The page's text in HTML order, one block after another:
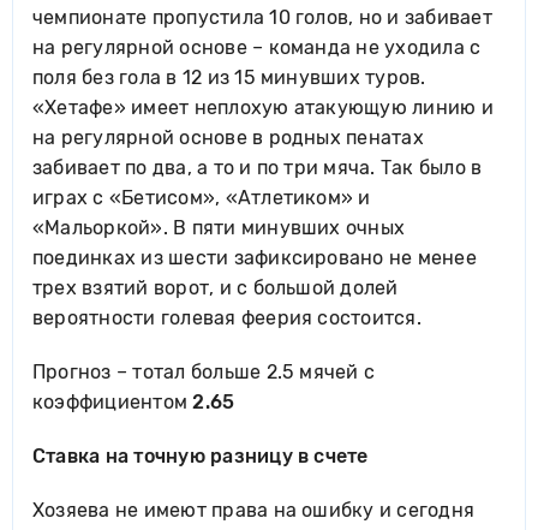
чемпионате пропустила 10 голов, но и забивает
на регулярной основе – команда не уходила с
поля без гола в 12 из 15 минувших туров.
«Хетафе» имеет неплохую атакующую линию и
на регулярной основе в родных пенатах
забивает по два, а то и по три мяча. Так было в
играх с «Бетисом», «Атлетиком» и
«Мальоркой». В пяти минувших очных
поединках из шести зафиксировано не менее
трех взятий ворот, и с большой долей
вероятности голевая феерия состоится.
Прогноз – тотал больше 2.5 мячей с
коэффициентом2.65
Ставка на точную разницу в счете
Хозяева не имеют права на ошибку и сегодня